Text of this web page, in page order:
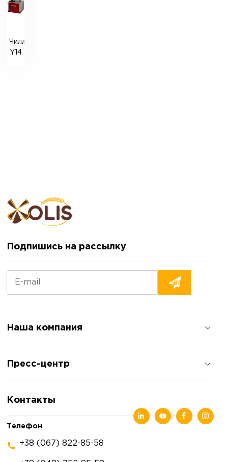
Чиллер
Y14
Подпишись на рассылку
Наша компания
Отзывы о компании
Пресс-центр
Статьи
Контакты
Телефон
+38 (067) 822-85-58